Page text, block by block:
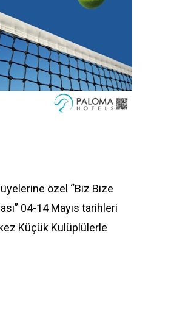
özel “Biz Bize
04-14 Mayıs tarihleri
Küçük Kulüplülerle